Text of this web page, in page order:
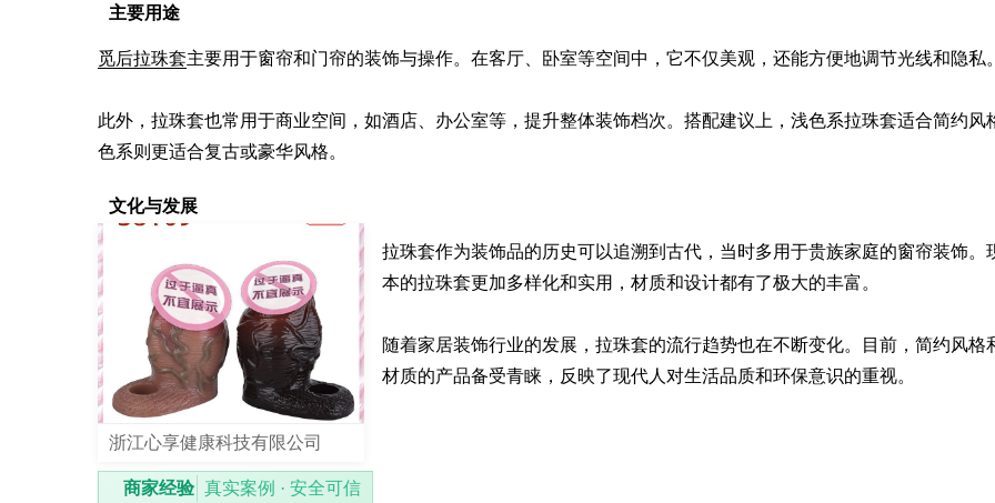
主要用途
觅后拉珠套主要用于窗帘和门帘的装饰与操作。在客厅、卧室等空间中，它不仅美观，还能方便地调节光线和隐私。
此外，拉珠套也常用于商业空间，如酒店、办公室等，提升整体装饰档次。搭配建议上，浅色系拉珠套适合简约风
色系则更适合复古或豪华风格。
文化与发展
浙江心享健康科技有限公司
拉珠套作为装饰品的历史可以追溯到古代，当时多用于贵族家庭的窗帘装饰。
本的拉珠套更加多样化和实用，材质和设计都有了极大的丰富。
随着家居装饰行业的发展，拉珠套的流行趋势也在不断变化。目前，简约风格
材质的产品备受青睐，反映了现代人对生活品质和环保意识的重视。
商家经验 真实案例 · 安全可信